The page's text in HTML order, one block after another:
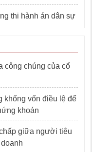
thi hành án dân sự
công chúng của cổ
khống vốn điều lệ để
khoán
giữa người tiêu